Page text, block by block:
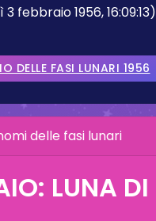
febbraio 1956, 16:09:13)
DELLE FASI LUNARI 1956
delle fasi lunari
LUNA DI